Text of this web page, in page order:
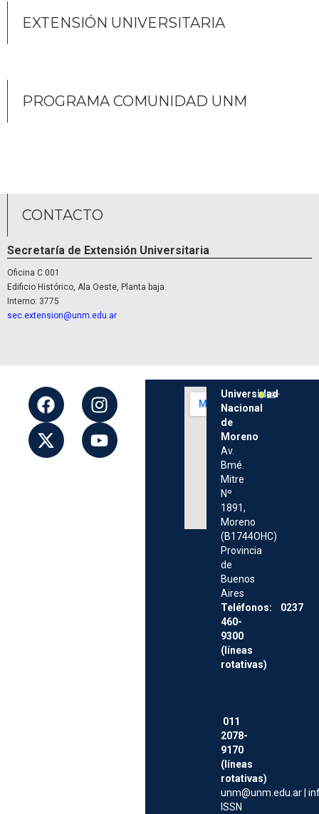
EXTENSIÓN UNIVERSITARIA
PROGRAMA COMUNIDAD UNM
CONTACTO
Secretaría de Extensión Universitaria
Oficina C 001
Edificio Histórico, Ala Oeste, Planta baja.
Interno: 3775
sec.extension@unm.edu.ar
Universidad
Nacional
de
Moreno
Av.
Bmé.
Mitre
Nº
1891,
Moreno
(B1744OHC)
Provincia
de
Buenos
Aires
Teléfonos: 0237
460-
9300
(líneas
rotativas)
011
2078-
9170
(líneas
rotativas)
unm@unm.edu.ar |
ISSN